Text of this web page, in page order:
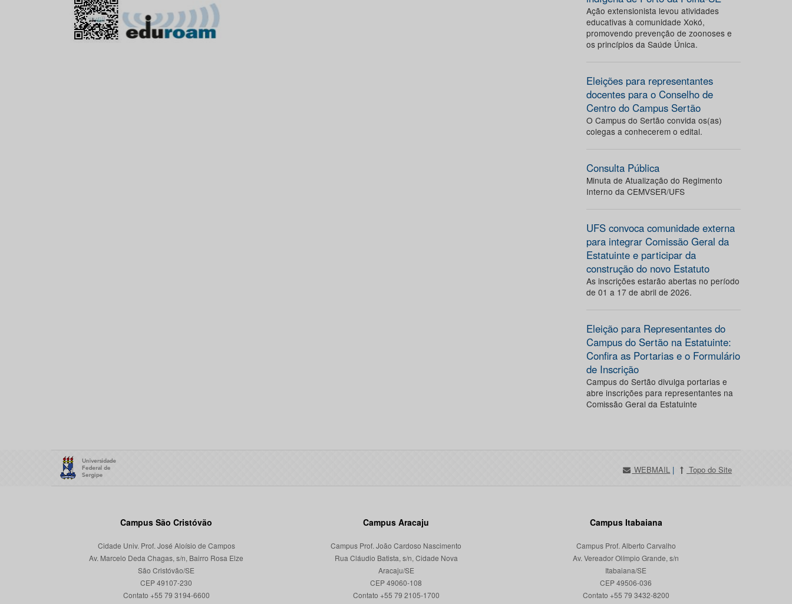
Ação extensionista levou atividades
educativas à comunidade Xokó,
promovendo prevenção de zoonoses e
os princípios da Saúde Única.
Eleições para representantes
docentes para o Conselho de
Centro do Campus Sertão
O Campus do Sertão convida os(as)
colegas a conhecerem o edital.
Consulta Pública
Minuta de Atualização do Regimento
Interno da CEMVSER/UFS
UFS convoca comunidade externa
para integrar Comissão Geral da
Estatuinte e participar da
construção do novo Estatuto
As inscrições estarão abertas no período
de 01 a 17 de abril de 2026.
Eleição para Representantes do
Campus do Sertão na Estatuinte:
Confira as Portarias e o Formulário
de Inscrição
Campus do Sertão divulga portarias e
abre inscrições para representantes na
Comissão Geral da Estatuinte
WEBMAIL | Topo do Site
Campus São Cristóvão
Cidade Univ. Prof. José Aloísio de Campos
Av. Marcelo Deda Chagas, s/n, Bairro Rosa Elze
São Cristóvão/SE
CEP 49107-230
Campus Aracaju
Campus Prof. João Cardoso Nascimento
Rua Cláudio Batista, s/n, Cidade Nova
Aracaju/SE
CEP 49060-108
Campus Itabaiana
Campus Prof. Alberto Carvalho
Av. Vereador Olímpio Grande, s/n
Itabaiana/SE
CEP 49506-036